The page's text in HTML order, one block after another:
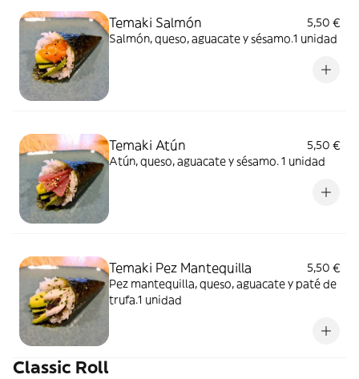
Temaki Salmón
5,50 €
Salmón, queso, aguacate y sésamo.1 unidad
Temaki Atún
5,50 €
Atún, queso, aguacate y sésamo. 1 unidad
Temaki Pez Mantequilla
5,50 €
Pez mantequilla, queso, aguacate y paté de
trufa.1 unidad
Classic Roll